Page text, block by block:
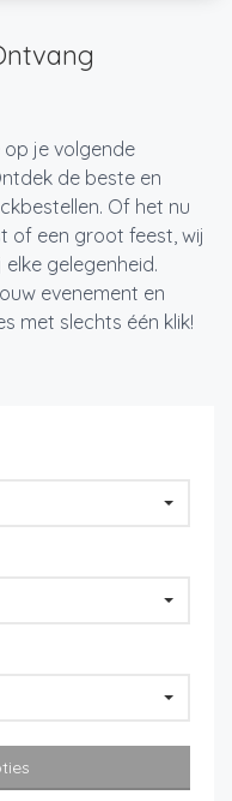
op je volgende
de beste en
Of het nu
of een groot feest, wij
gelegenheid.
evenement en
met slechts één klik!